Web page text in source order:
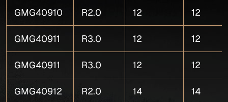
GMG40910 R2.0 12 12
GMG40911 R3.0 12 12
GMG40911 R3.0 12 12
GMG40912 R2.0 14 14